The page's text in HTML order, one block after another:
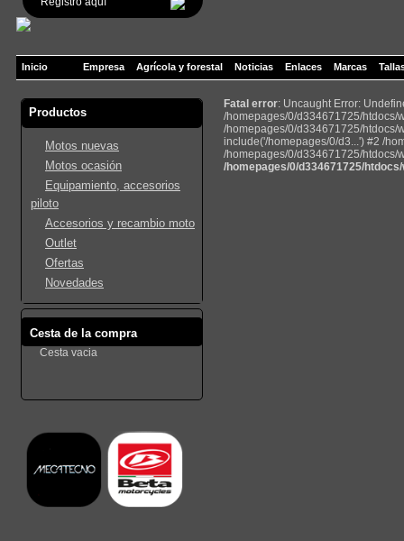
Inicio Empresa Agrícola y forestal Noticias Enlaces Marcas
Productos
Motos nuevas
Motos ocasión
Equipamiento, accesorios
piloto
Accesorios y recambio moto
Outlet
Ofertas
Novedades
Cesta de la compra
Cesta vacia
Fatal error: Uncaught Error:
/homepages/0/d334671725/htdocs/
/homepages/0/d334671725/htdocs/
include('/homepages/0/d3...') #2 /
/homepages/0/d334671725/htdocs/
/homepages/0/d334671725/